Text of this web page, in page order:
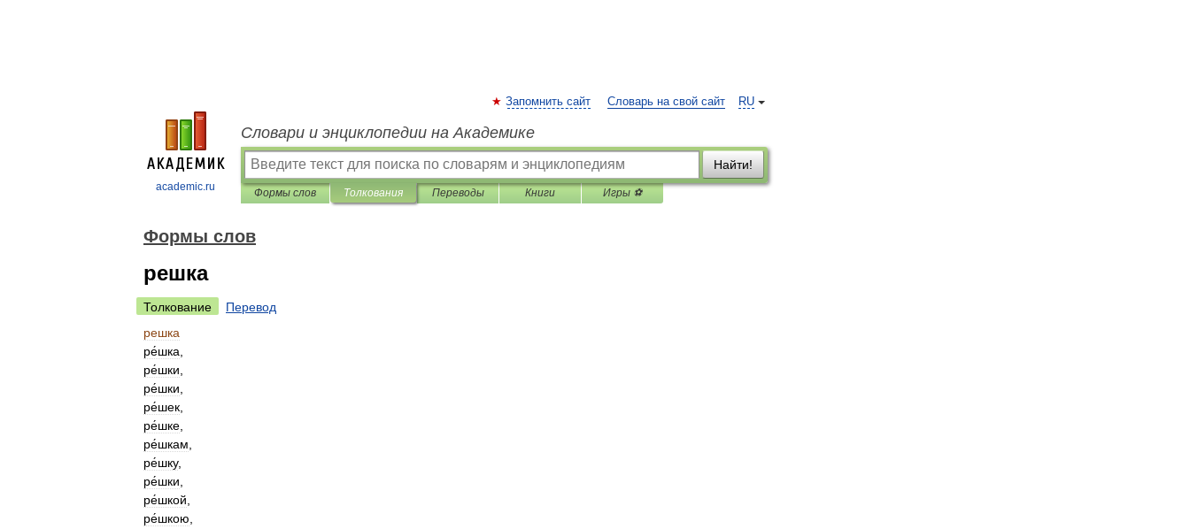
academic.ru
RU
Запомнить сайт Словарь на свой сайт
Словари и энциклопедии на Академике
Найти!
Формы слов Толкования Переводы Книги Игры ⚽
Формы слов
решка
Толкование
Перевод
решка
ре́шка
ре́шки
ре́шки
ре́шек
ре́шке
ре́шкам
ре́шку,
ре́шки
ре́шкой
ре́шкою